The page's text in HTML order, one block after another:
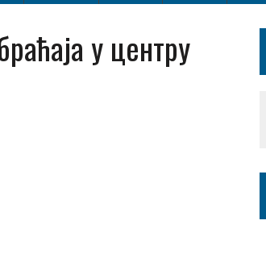
у центру